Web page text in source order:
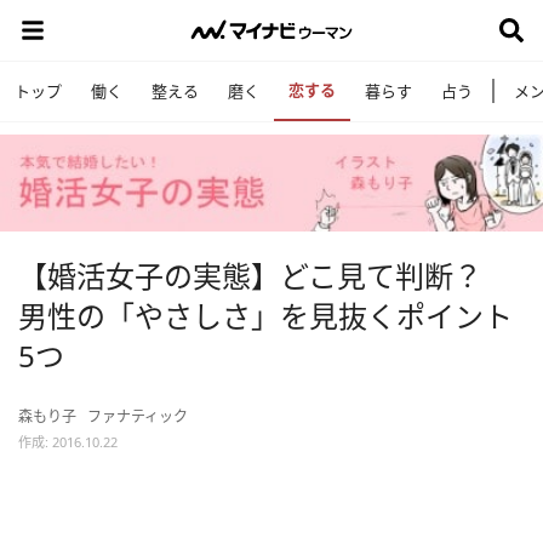
トップ 働く 整える 磨く 恋する 暮らす 占う メ
【婚活女子の実態】どこ見て判断？
男性の「やさしさ」を見抜くポイント
5つ
森もり子 ファナティック
作成: 2016.10.22